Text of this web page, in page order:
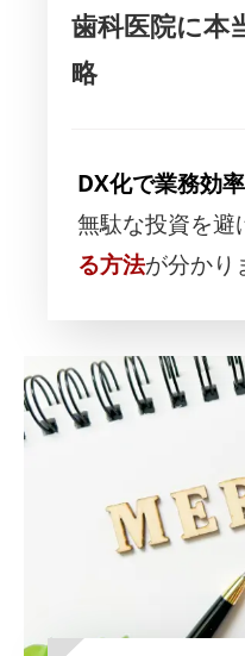
歯科医院に本
略
DX化で業務効
無駄な投資を避
る方法が分かり